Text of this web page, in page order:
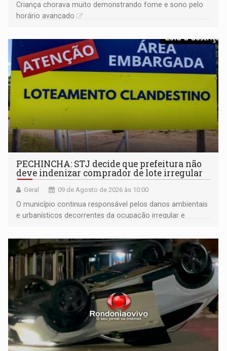
Criança chorava muito demonstrando fome e sono pelo
horário avançado
PECHINCHA: STJ decide que prefeitura não
deve indenizar comprador de lote irregular
Geral 09 de Agosto de 2026 às 10:00
O município continua responsável pelos danos ambientais
e urbanísticos decorrentes da ocupação irregular e